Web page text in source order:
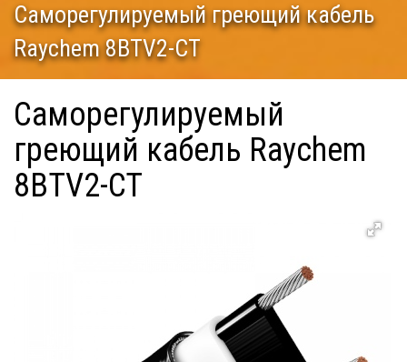
Саморегулируемый греющий кабель
Raychem 8BTV2-CT
Саморегулируемый
греющий кабель Raychem
8BTV2-CT